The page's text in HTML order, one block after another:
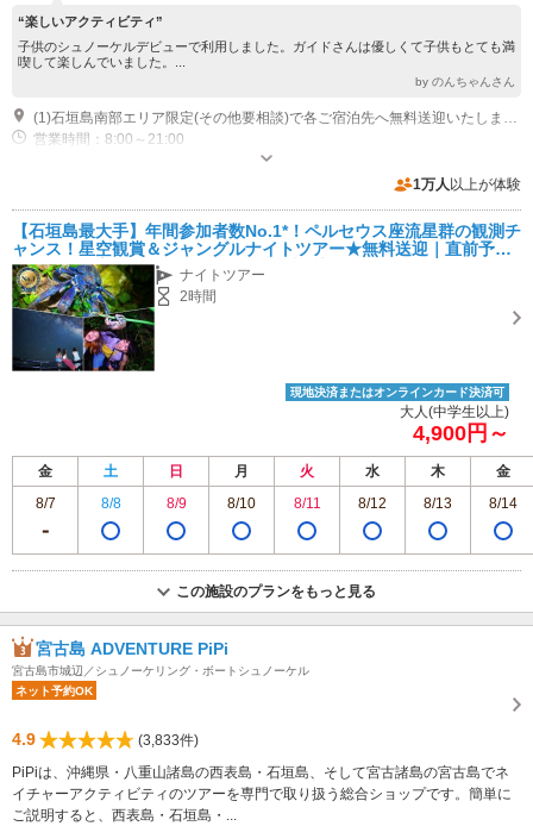
“楽しいアクティビティ”
子供のシュノーケルデビューで利用しました。ガイドさんは優しくて子供もとても満
喫して楽しんでいました。...
by のんちゃんさん
営業時間：8:00～21:00
1万人 以上が体験
【石垣島最大手】年間参加者数No.1*！ペルセウス座流星群の観測チ
ャンス！星空観賞＆ジャングルナイトツアー★無料送迎｜直前予約
OK★カップル・ファミリー・お子様大歓迎！
ナイトツアー
2時間
現地決済またはオンラインカード決済可
大人(中学生以上)
4,900円～
金 土 日 月 火 水 木
金
8/7
8/8 8/9 8/10 8/11 8/12 8/13 8/14
この施設のプランをもっと見る
宮古島 ADVENTURE PiPi
宮古島市城辺／シュノーケリング・ボートシュノーケル
ネット予約OK
4.9
(3,833件)
PiPiは、沖縄県・八重山諸島の西表島・石垣島、そして宮古諸島の宮古島でネ
イチャーアクティビティのツアーを専門で取り扱う総合ショップです。簡単に
ご説明すると、西表島・石垣島・...